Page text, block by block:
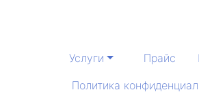
Услуги Прайс
Политика